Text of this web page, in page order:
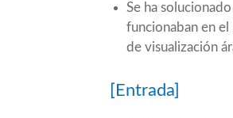
Se ha
funcionaban en
de visualización
[Entrada]